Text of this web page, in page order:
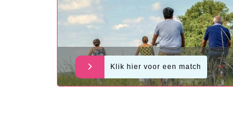
Klik hier voor een match